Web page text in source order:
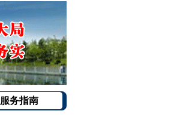
服务指南